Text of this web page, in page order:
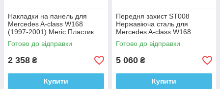
Накладки на панель для
Mercedes A-сlass W168
(1997-2001) Meric Пластик
Готово до відправки
2 358 ₴
Купити
Передня захист ST008
Нержавіюча сталь для
Mercedes A-сlass W168
(1997-2004)
Готово до відправки
5 060 ₴
Купити